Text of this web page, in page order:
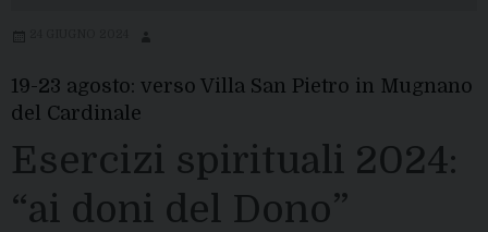
19-23 agosto: verso Villa San Pietro in Mugnano
del Cardinale
Esercizi spirituali 2024:
“ai doni del Dono”